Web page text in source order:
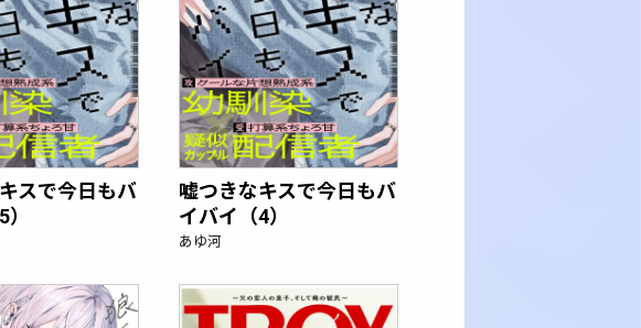
スで今日もバ
嘘つきなキスで今日もバ
イバイ（4）
あゆ河